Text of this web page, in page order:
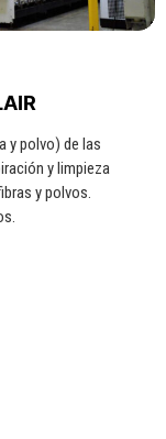
y polvo) de las
y limpieza
y polvos.